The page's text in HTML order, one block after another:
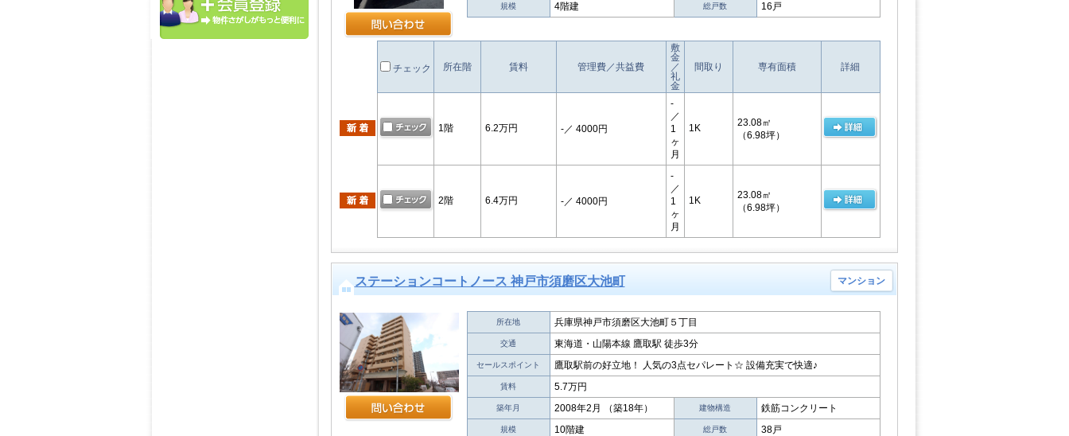
規模 4階建 総戸数 16戸
チェック 所在階 賃料 管理費／共益費
敷
金
／
礼
金
間取り 専有面積 詳細
1階 6.2万円 -／ 4000円
-
／
1
ヶ
月
1K
23.08㎡
（6.98坪）
2階 6.4万円 -／ 4000円
-
／
1
ヶ
月
1K
23.08㎡
（6.98坪）
ステーションコートノース 神戸市須磨区大池町 マンション
所在地 兵庫県神戸市須磨区大池町５丁目
交通 東海道・山陽本線 鷹取駅 徒歩3分
セールスポイント 鷹取駅前の好立地！ 人気の3点セパレート☆ 設備充実で快適♪
賃料 5.7万円
築年月 2008年2月 （築18年） 建物構造 鉄筋コンクリート
規模 10階建 総戸数 38戸